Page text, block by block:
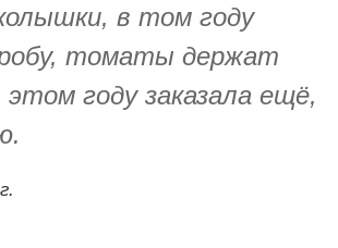
в том году
томаты держат
году заказала ещё,